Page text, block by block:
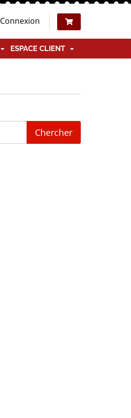
Connexion
ESPACE CLIENT